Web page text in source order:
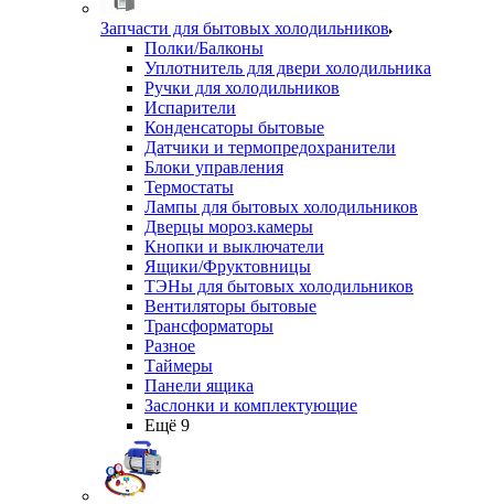
Запчасти для бытовых холодильников
Полки/Балконы
Уплотнитель для двери холодильника
Ручки для холодильников
Испарители
Конденсаторы бытовые
Датчики и термопредохранители
Блоки управления
Термостаты
Лампы для бытовых холодильников
Дверцы мороз.камеры
Кнопки и выключатели
Ящики/Фруктовницы
ТЭНы для бытовых холодильников
Вентиляторы бытовые
Трансформаторы
Разное
Таймеры
Панели ящика
Заслонки и комплектующие
Ещё 9